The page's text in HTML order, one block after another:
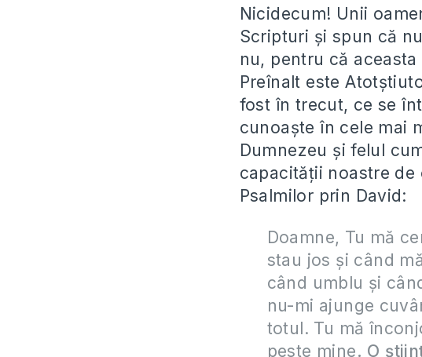
Nicidecum! Unii
Scripturi şi spun că
nu, pentru că
Preînalt este
fost în trecut, ce se
cunoaşte în cele mai
Dumnezeu şi felul
capacităţii noastre de
Psalmilor prin David:
Doamne, Tu mă
stau jos şi când
când umblu şi
nu-mi ajunge
totul. Tu mă
peste mine. O